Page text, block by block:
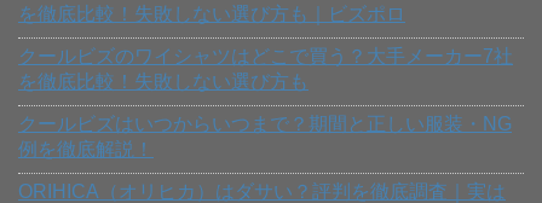
を徹底比較！失敗しない選び方も｜ビズポロ
クールビズのワイシャツはどこで買う？大手メーカー7社
を徹底比較！失敗しない選び方も
クールビズはいつからいつまで？期間と正しい服装・NG
例を徹底解説！
ORIHICA（オリヒカ）はダサい？評判を徹底調査｜実は